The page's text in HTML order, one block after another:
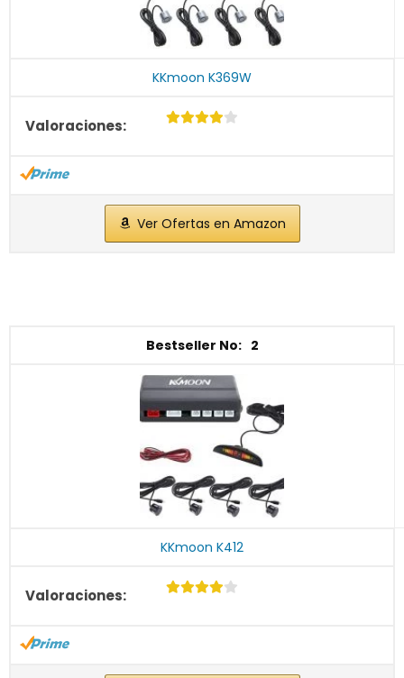
KKmoon K369W
Ver Ofertas en Amazon
2
KKmoon K412